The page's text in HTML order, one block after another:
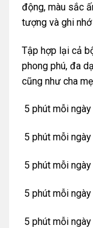
động, màu sắc
tượng và ghi nhớ
Tập hợp lại cả
phong phú, đa
cũng như cha
5 phút mỗi
5 phút mỗi
5 phút mỗi
5 phút mỗi
5 phút mỗi